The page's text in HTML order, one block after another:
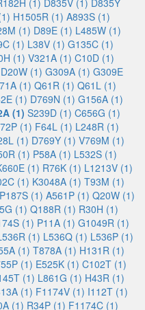
(1) D835V (1) D835Y
H1505R (1) A893S (1)
(1) D89E (1) L485W (1)
(1) L38V (1) G135C (1)
(1) V321A (1) C10D (1)
D20W (1) G309A (1) G309E
(1) Q61R (1) Q61L (1)
(1) D769N (1) G156A (1)
(1) S239D (1) C656G (1)
(1) F64L (1) L248R (1)
(1) D769Y (1) V769M (1)
(1) P58A (1) L532S (1)
(1) R76K (1) L1213V (1)
(1) K3048A (1) T93M (1)
P187S (1) A561P (1) Q20W (1)
(1) Q188R (1) R30H (1)
(1) P11A (1) G1049R (1)
(1) L536Q (1) L536P (1)
(1) T878A (1) H131R (1)
(1) E525K (1) C102T (1)
(1) L861G (1) H43R (1)
(1) F1174V (1) I112T (1)
(1) R34P (1) F1174C (1)